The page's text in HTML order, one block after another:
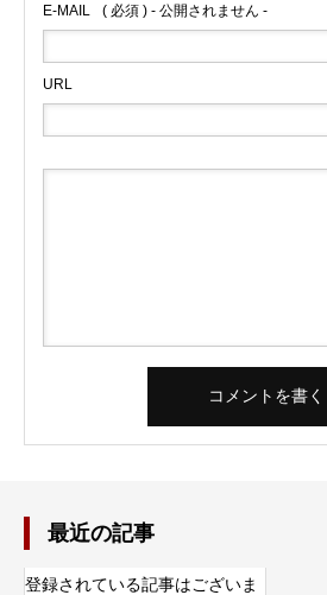
E-MAIL ( 必須 ) - 公開されません -
URL
最近の記事
登録されている記事はございま